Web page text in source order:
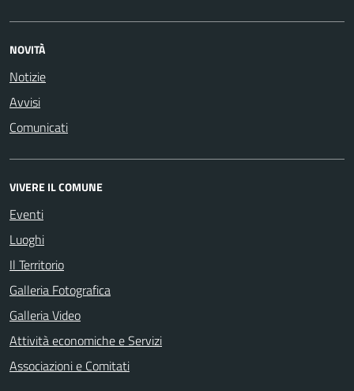
NOVITÀ
Notizie
Avvisi
Comunicati
VIVERE IL COMUNE
Eventi
Luoghi
Il Territorio
Galleria Fotografica
Galleria Video
Attività economiche e Servizi
Associazioni e Comitati